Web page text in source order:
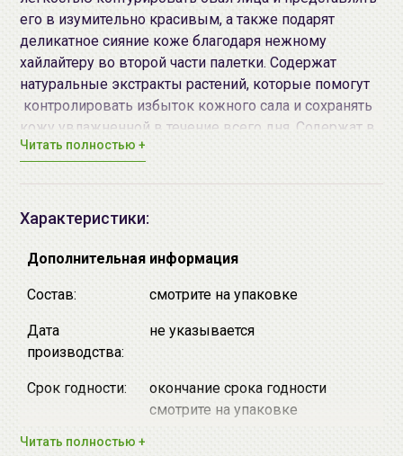
его в изумительно красивым, а также подарят
деликатное сияние коже благодаря нежному
хайлайтеру во второй части палетки. Содержат
натуральные экстракты растений, которые помогут
контролировать избыток кожного сала и сохранять
кожу увлажненной в течение всего дня. Содержат в
составе натуральную жемчужную пудру, добытую
блеск. Хорошо ложатся на кожу любого типа.
противовоспалительное действие.
Доступные варианты запеченных румян-хайлайтера
Multi Duo, серии
No.01 Pink Blending (Розовое сочетание)
No.02 Beige Blending (Бежевое сочетание)
1. Нанесите румяна на области щек или скул и
Читать полностью +
Характеристики:
Дополнительная информация
Состав: смотрите на упаковке
Дата
производства:
не указывается
Срок годности:
окончание срока годности
смотрите на упаковке
Производитель:
Читать полностью +